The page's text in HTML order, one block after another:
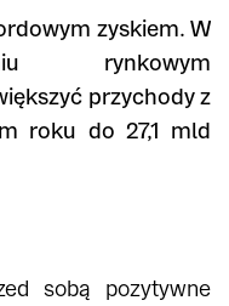
zyskiem. W
rynkowym
przychody z
roku do 27,1 mld
sobą pozytywne